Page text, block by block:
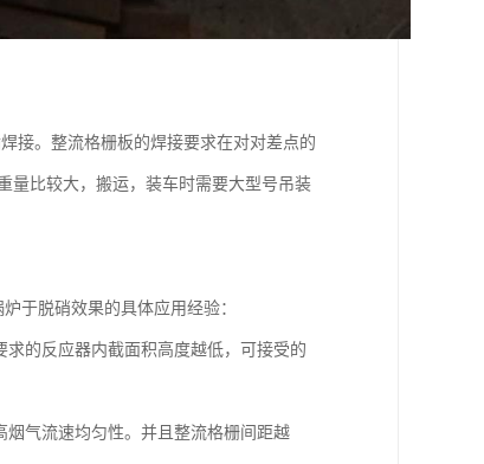
接。整流格栅板的焊接要求在对对差点的
量比较大，搬运，装车时需要大型号吊装
于脱硝效果的具体应用经验：
的反应器内截面积高度越低，可接受的
气流速均匀性。并且整流格栅间距越